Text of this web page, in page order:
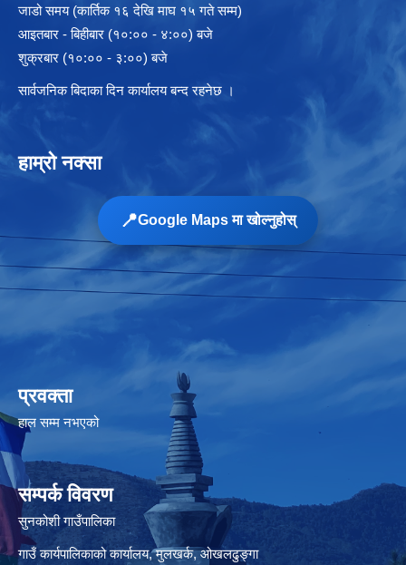
जाडो समय (कार्तिक १६ देखि माघ १५ गते सम्म)
आइतबार - बिहीबार (१०:०० - ४:००) बजे
शुक्रबार (१०:०० - ३:००) बजे
सार्वजनिक बिदाका दिन कार्यालय बन्द रहनेछ ।
हाम्रो नक्सा
📍Google Maps मा खोल्नुहोस्
प्रवक्ता
हाल सम्म नभएको
सम्पर्क विवरण
सुनकोशी गाउँपालिका
गाउँ कार्यपालिकाको कार्यालय, मुलखर्क, ओखलढुङ्गा